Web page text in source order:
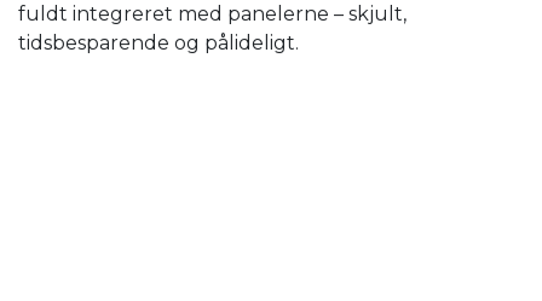
fuldt integreret med panelerne – skjult,
tidsbesparende og pålideligt.